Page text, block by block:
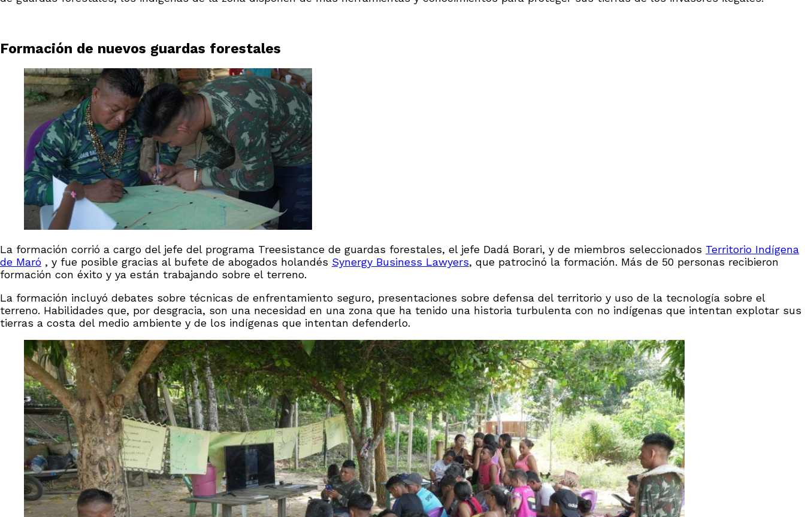
Formación de nuevos guardas forestales
La formación corrió a cargo del jefe del programa Treesistance de guardas forestales, el jefe Dadá Borari, y de miembros seleccionados Territorio Indígena
de Maró , y fue posible gracias al bufete de abogados holandés Synergy Business Lawyers, que patrocinó la formación. Más de 50 personas recibieron
formación con éxito y ya están trabajando sobre el terreno.
La formación incluyó debates sobre técnicas de enfrentamiento seguro, presentaciones sobre defensa del territorio y uso de la tecnología sobre el
terreno. Habilidades que, por desgracia, son una necesidad en una zona que ha tenido una historia turbulenta con no indígenas que intentan explotar sus
tierras a costa del medio ambiente y de los indígenas que intentan defenderlo.